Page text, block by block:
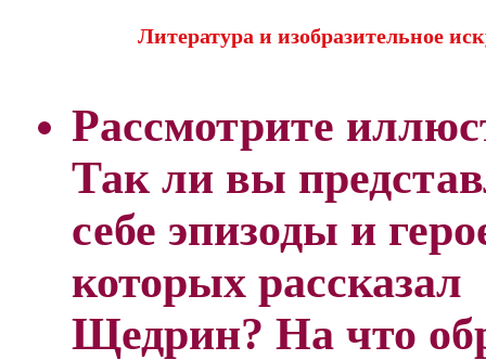
Литература и изобразительное
Рассмотрите
Так ли вы
себе эпизоды и
которых рассказал
Щедрин? На что